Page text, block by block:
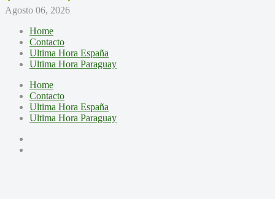
Agosto 06, 2026
Home
Contacto
Ultima Hora España
Ultima Hora Paraguay
Home
Contacto
Ultima Hora España
Ultima Hora Paraguay